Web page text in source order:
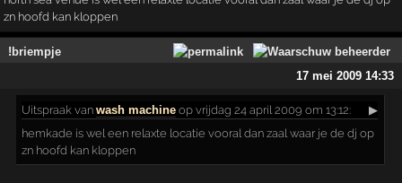
zn hoofd kan kloppen
!briempje
17 mei 2009 14:33
Uitspraak vanwash machine op vrijdag 24 april 2009 om 13:12:
▶
hemkade is wel een relaxte locatie vooral dan zaal waar je de dj op
zn hoofd kan kloppen